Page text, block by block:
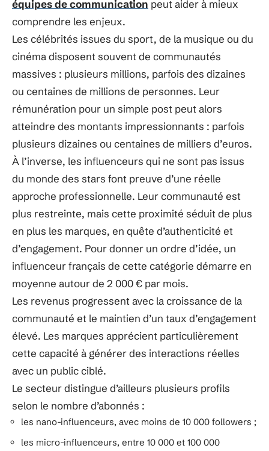
équipes de communication peut aider à mieux
comprendre les enjeux.
Les célébrités issues du sport, de la musique ou du
cinéma disposent souvent de communautés
massives : plusieurs millions, parfois des dizaines
ou centaines de millions de personnes. Leur
rémunération pour un simple post peut alors
atteindre des montants impressionnants : parfois
plusieurs dizaines ou centaines de milliers d’euros.
À l’inverse, les influenceurs qui ne sont pas issus
du monde des stars font preuve d’une réelle
approche professionnelle. Leur communauté est
plus restreinte, mais cette proximité séduit de plus
en plus les marques, en quête d’authenticité et
d’engagement. Pour donner un ordre d’idée, un
influenceur français de cette catégorie démarre en
moyenne autour de 2 000 € par mois.
Les revenus progressent avec la croissance de la
communauté et le maintien d’un taux d’engagement
élevé. Les marques apprécient particulièrement
cette capacité à générer des interactions réelles
avec un public ciblé.
Le secteur distingue d’ailleurs plusieurs profils
selon le nombre d’abonnés :
les nano-influenceurs, avec moins de 10 000 followers ;
les micro-influenceurs, entre 10 000 et 100 000